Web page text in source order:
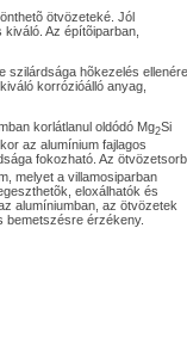
ötvözeteké. Jól
Az építõiparban,
szilárdsága hõkezelés ellenére
korrózióálló anyag,
korlátlanul oldódó Mg2Si
az alumínium fajlagos
fokozható. Az
melyet a villamosiparban
eloxálhatók és
alumíniumban, az ötvözetek
bemetszésre érzékeny.